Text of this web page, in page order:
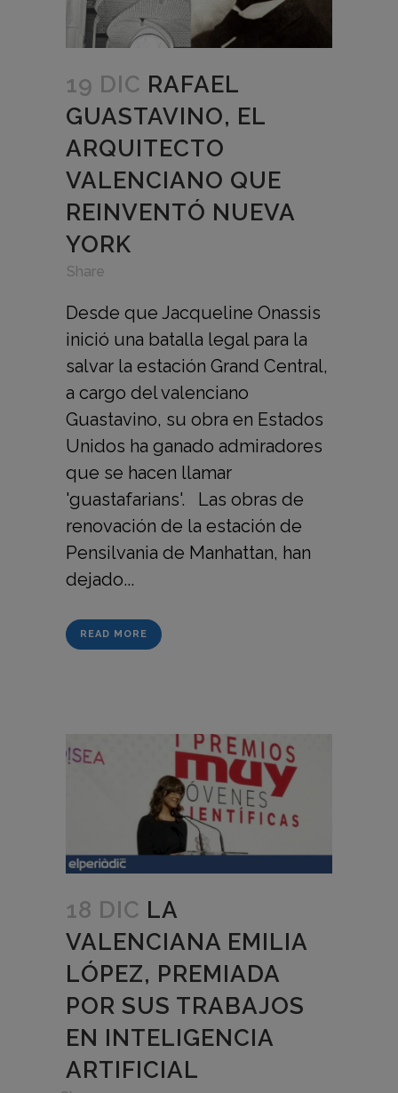
19 DIC RAFAEL
GUASTAVINO, EL
ARQUITECTO
VALENCIANO QUE
REINVENTÓ NUEVA
YORK
Share
Desde que Jacqueline Onassis
inició una batalla legal para la
salvar la estación Grand Central,
a cargo del valenciano
Guastavino, su obra en Estados
Unidos ha ganado admiradores
que se hacen llamar
'guastafarians'. Las obras de
renovación de la estación de
Pensilvania de Manhattan, han
dejado...
READ MORE
18 DIC LA
VALENCIANA EMILIA
LÓPEZ, PREMIADA
POR SUS TRABAJOS
EN INTELIGENCIA
ARTIFICIAL